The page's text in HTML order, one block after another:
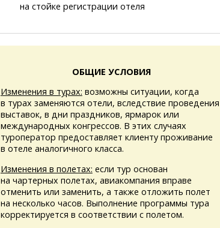
на стойке регистрации отеля
ОБЩИЕ УСЛОВИЯ
Изменения в турах: возможны ситуации, когда
в турах заменяются отели, вследствие проведения
выставок, в дни праздников, ярмарок или
международных конгрессов. В этих случаях
туроператор предоставляет клиенту проживание
в отеле аналогичного класса.
Изменения в полетах: если тур основан
на чартерных полетах, авиакомпания вправе
отменить или заменить, а также отложить полет
на несколько часов. Выполнение программы тура
корректируется в соответствии с полетом.